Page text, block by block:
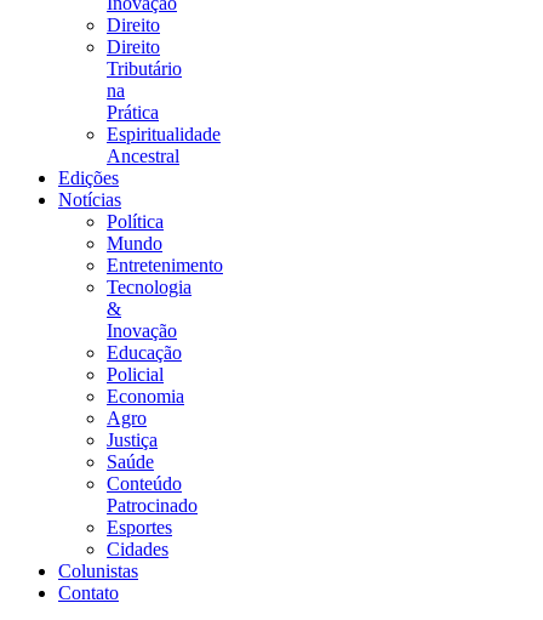
Direito
Direito
Tributário
na
Prática
Espiritualidade
Ancestral
Edições
Notícias
Política
Mundo
Entretenimento
Tecnologia
&
Inovação
Educação
Policial
Economia
Agro
Justiça
Saúde
Conteúdo
Patrocinado
Esportes
Cidades
Colunistas
Contato